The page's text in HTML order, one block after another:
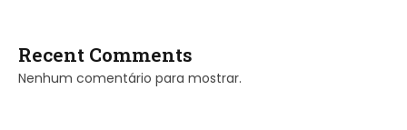
Recent Comments
Nenhum comentário para mostrar.